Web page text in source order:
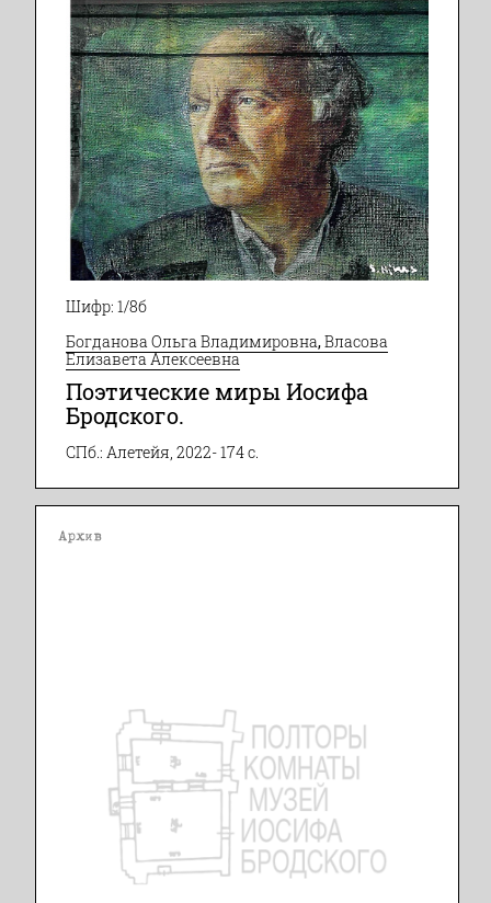
Шифр: 1/8б
Богданова Ольга Владимировна,Власова
Елизавета Алексеевна
Поэтические миры Иосифа
Бродского.
СПб.: Алетейя, 2022- 174 с.
Архив